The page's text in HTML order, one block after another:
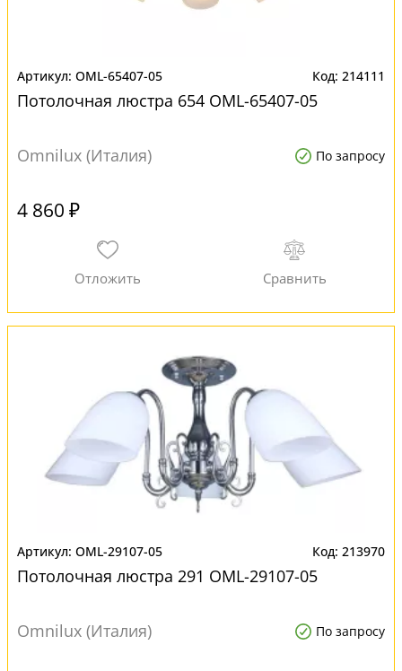
OML-65407-05 214111
Потолочная люстра 654 OML-65407-05
Omnilux (Италия) По запросу
4 860 ₽
OML-29107-05 213970
Потолочная люстра 291 OML-29107-05
Omnilux (Италия) По запросу